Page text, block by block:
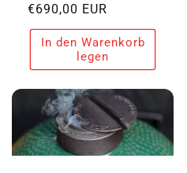
Normaler
Preis
€690,00 EUR
In den Warenkorb
legen